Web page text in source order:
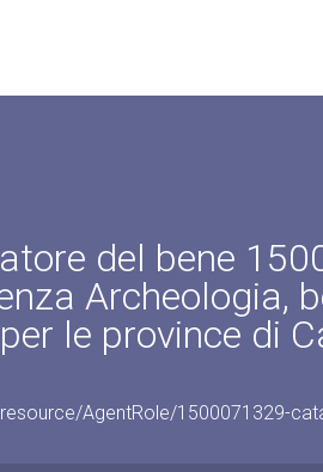
del bene
Archeologia,
le province di
AgentRole/1500071329-